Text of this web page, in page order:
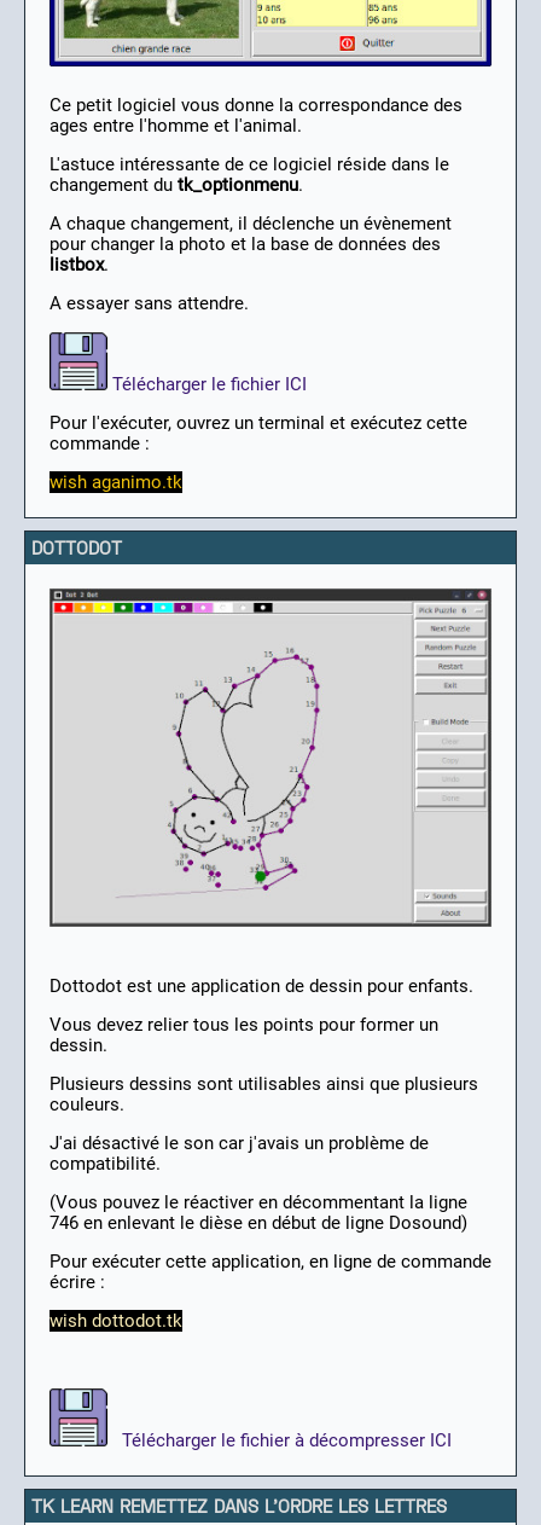
Ce petit logiciel vous donne la correspondance des
ages entre l'homme et l'animal.
L'astuce intéressante de ce logiciel réside dans le
changement du tk_optionmenu.
A chaque changement, il déclenche un évènement
pour changer la photo et la base de données des
listbox.
A essayer sans attendre.
Télécharger le fichier ICI
Pour l'exécuter, ouvrez un terminal et exécutez cette
commande :
wish aganimo.tk
DOTTODOT
Dottodot est une application de dessin pour enfants.
Vous devez relier tous les points pour former un
dessin.
Plusieurs dessins sont utilisables ainsi que plusieurs
couleurs.
J'ai désactivé le son car j'avais un problème de
compatibilité.
(Vous pouvez le réactiver en décommentant la ligne
746 en enlevant le dièse en début de ligne Dosound)
Pour exécuter cette application, en ligne de commande
écrire :
wish dottodot.tk
Télécharger le fichier à décompresser ICI
TK LEARN REMETTEZ DANS L'ORDRE LES LETTRES